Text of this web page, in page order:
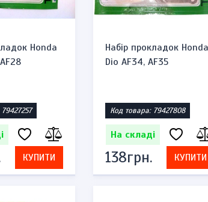
Запальничка бензинова тип
Honda
КУПИТИ
Набір прокладок Honda
Dio AF34, AF35
Код товара: 79427808
На складі
138грн. КУПИТИ